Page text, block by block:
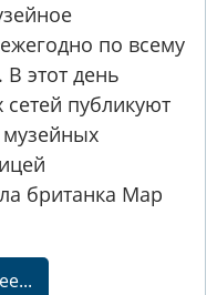
по всему
В этот день
публикуют
британка Мар